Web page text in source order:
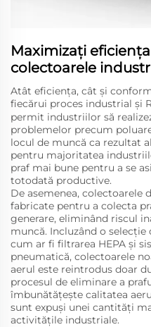
Maximizați
colectoarele
Atât eficiența, cât și
fiecărui proces industrial și
permit industriilor să
problemelor precum
locul de muncă ca rezultat
pentru majoritatea
praf mai bune pentru a se
totodată productive.
De asemenea, colectoarele
fabricate pentru a colecta
generare, eliminând riscul
muncă. Incluzând o
cum ar fi filtrarea HEPA și
pneumatică, colectoarele
aerul este reintrodus doar
procesul de eliminare a
îmbunătățește calitatea
sunt expuși unei cantități
activitățile industriale.